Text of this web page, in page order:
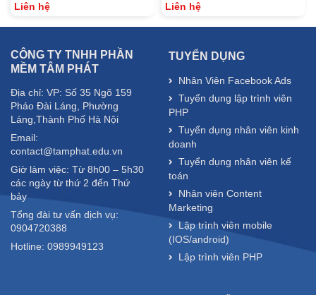
Liên hệ
Liên hệ
CÔNG TY TNHH PHẦN
MỀM TÂM PHÁT
Địa chỉ: VP: Số 35 Ngõ 159
Pháo Đài Láng, Phường
Láng,Thành Phố Hà Nội
Email:
contact@tamphat.edu.vn
Giờ làm việc: Từ 8h00 – 5h30
các ngày từ thứ 2 đến Thứ
bảy
Tổng đài tư vấn dịch vụ:
0904720388
Hotline: 0989949123
TUYỂN DỤNG
Nhân Viên Facebook Ads
Tuyển dụng lập trình viên
PHP
Tuyển dụng nhân viên kinh
doanh
Tuyển dụng nhân viên kế
toán
Nhân viên Content
Marketing
Lập trình viên mobile
(IOS/android)
Lập trình viên PHP